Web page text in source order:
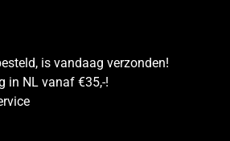
is vandaag verzonden!
in NL vanaf €35,-!